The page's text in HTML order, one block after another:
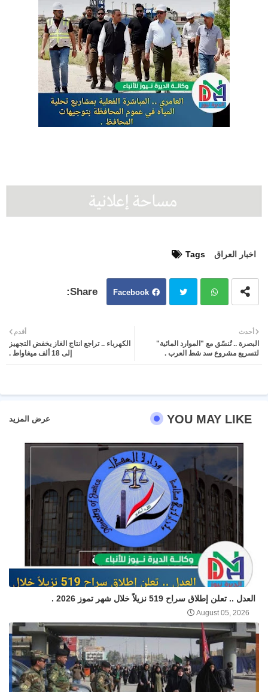
Tags اخبار العراق
Facebook
ter atsa
أحدث
البصرة .. تُنسّق مع "الموارد المائية"
لتسريع مشروع سد شط العرب .
أقدم
الكهرباء .. تراجع انتاج الغاز يخفض التجهيز
إلى 18 ألف ميغاواط .
YOU MAY LIKE عرض المزيد
العدل .. تعلن إطلاق سراح 519 نزيلاً خلال شهر تموز 2026 .
August 05, 2026